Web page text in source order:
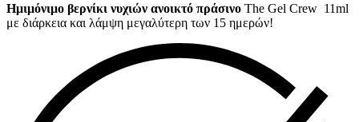
Ημιμόνιμo βερνίκι νυχιών ανοικτό πράσινο The Gel Crew 11ml
με διάρκεια και λάμψη μεγαλύτερη των 15 ημερών!